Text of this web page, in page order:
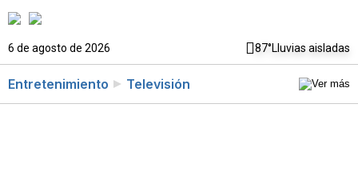
6 de agosto de 2026 87°Lluvias aisladas
Entretenimiento Televisión